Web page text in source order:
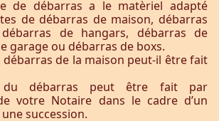
de débarras a le matèriel adapté
de débarras de maison, débarras
débarras de hangars, débarras de
garage ou débarras de boxs.
débarras de la maison peut-il être fait
du débarras peut être fait par
votre Notaire dans le cadre d’un
succession.